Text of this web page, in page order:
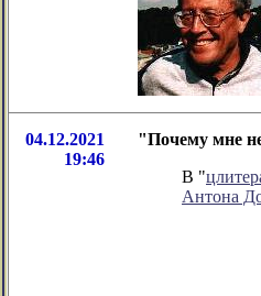
04.12.2021
19:46
"Почему мне
В "
Антона